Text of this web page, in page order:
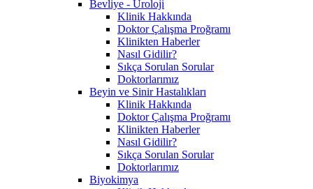
Bevliye - Üroloji
Klinik Hakkında
Doktor Çalışma Proğramı
Klinikten Haberler
Nasıl Gidilir?
Sıkça Sorulan Sorular
Doktorlarımız
Beyin ve Sinir Hastalıkları
Klinik Hakkında
Doktor Çalışma Proğramı
Klinikten Haberler
Nasıl Gidilir?
Sıkça Sorulan Sorular
Doktorlarımız
Biyokimya